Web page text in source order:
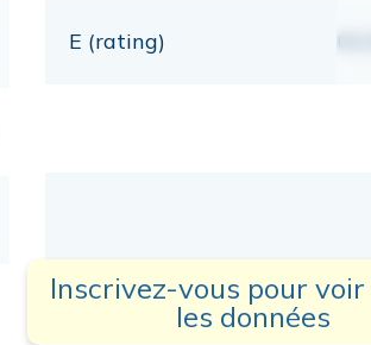
E (rating)
Inscrivez-vous pour
les données